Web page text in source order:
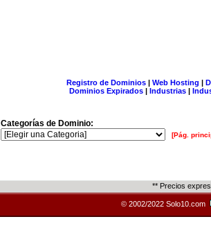
Registro de Dominios| Web Hosting |
Dominios Expirados | Industrias |
Categorías de Dominio:
[Pág.
** Precios
© 2002/2022 Solo10.com